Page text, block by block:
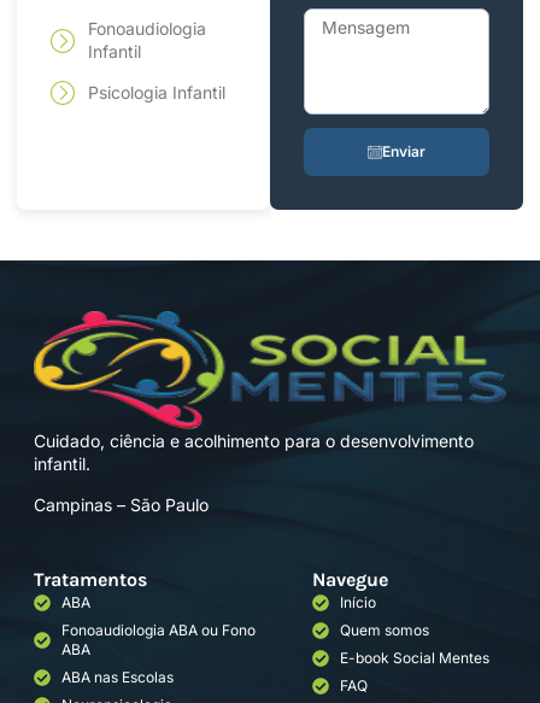
Fonoaudiologia
Infantil
Psicologia Infantil
Enviar
Cuidado, ciência e acolhimento para o desenvolvimento
infantil.
Campinas – São Paulo
Tratamentos
ABA
Fonoaudiologia ABA ou Fono
ABA
ABA nas Escolas
Navegue
Início
Quem somos
E-book Social Mentes
FAQ